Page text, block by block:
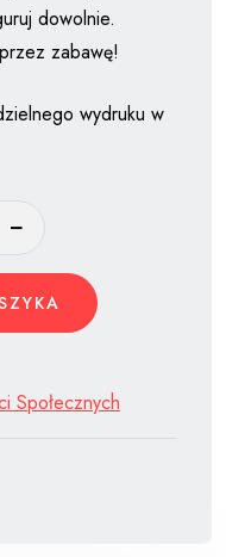
dowolnie.
zabawę!
wydruku w
Społecznych